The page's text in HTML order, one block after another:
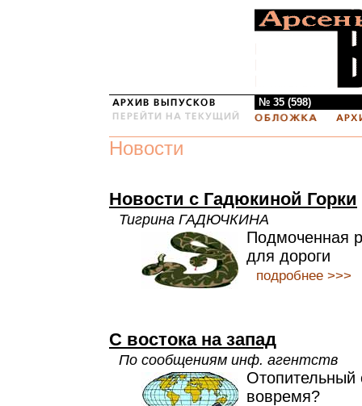
№ 35 (598)
Новости
Новости с Гадюкиной Горки
Тигрина ГАДЮЧКИНА
Подмоченная
для дороги
подробнее >>>
С востока на запад
По сообщениям инф. агентств
Отопительный
вовремя?